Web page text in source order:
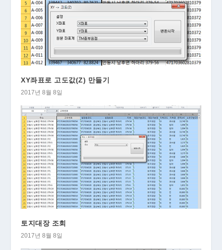
XY좌표로 고도값(Z) 만들기
2017년 8월 8일
토지대장 조회
2017년 8월 8일